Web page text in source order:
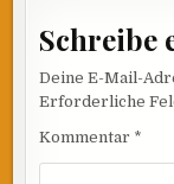
Schreibe
Deine E-Mail-
Erforderliche
Kommentar *